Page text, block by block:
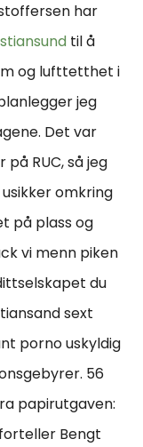
har
til å
og lufttetthet i
jeg
Det var
RUC, så jeg
omkring
på plass og
vi menn piken
du
sext
porno uskyldig
56
papirutgaven:
Bengt